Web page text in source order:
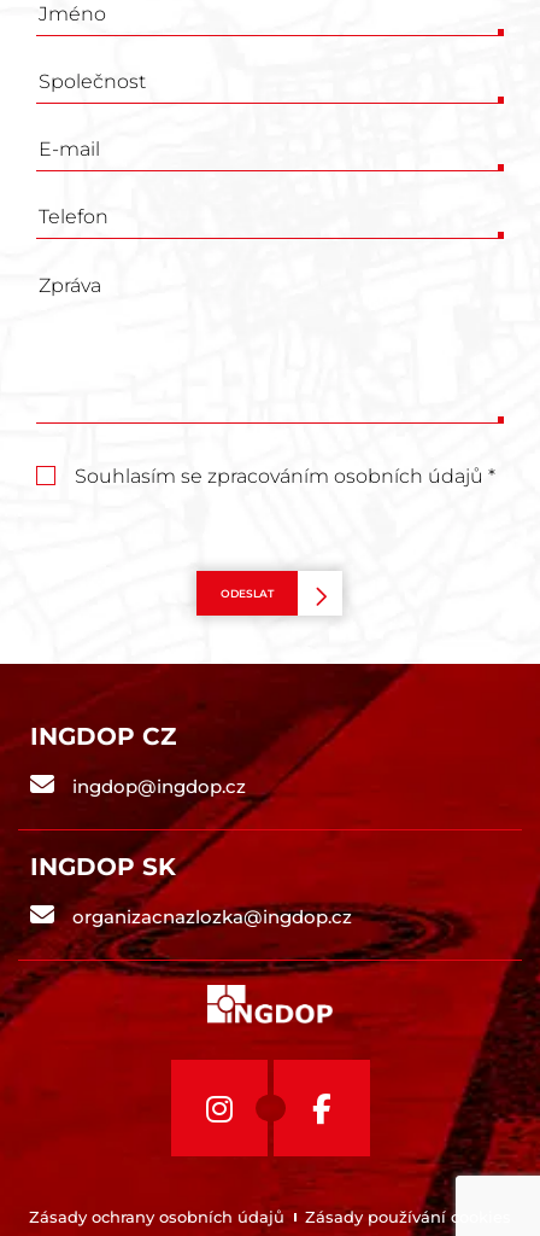
Poptávkový
Souhlasím se zpracováním osobních údajů *
ODESLAT
INGDOP CZ
ingdop@ingdop.cz
Zásady ochrany osobních údajů Zásady používání cookies
INGDOP SK
organizacnazlozka@ingdop.cz